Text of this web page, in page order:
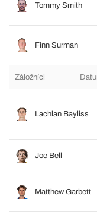
Tommy Smith
Finn Surman
Záložníci
Lachlan Bayliss
Joe Bell
Matthew Garbett